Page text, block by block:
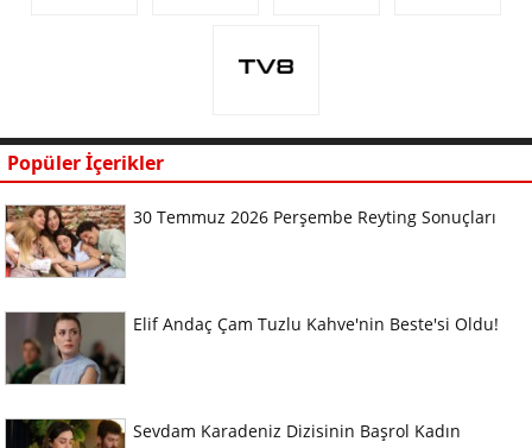
Popüler İçerikler
30 Temmuz 2026 Perşembe Reyting Sonuçları
Elif Andaç Çam Tuzlu Kahve'nin Beste'si Oldu!
Sevdam Karadeniz Dizisinin Başrol Kadın